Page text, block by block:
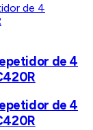
de 4
de 4